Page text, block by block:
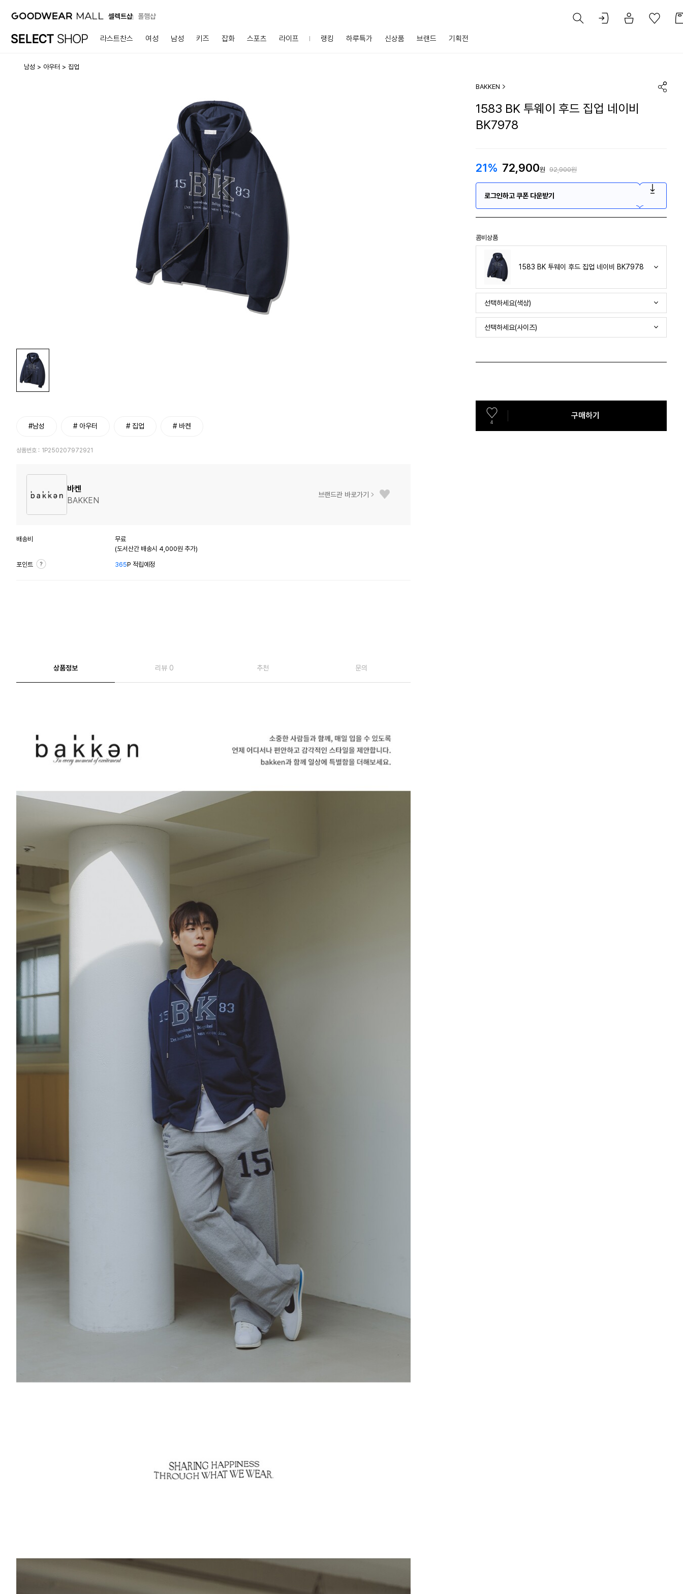
셀렉트샵 폴햄샵
라스트찬스 여성 남성 키즈 잡화 스포츠 라이프 랭킹 하루특가 신상품 브랜드 기획전
남성 아우터 집업
#남성 # 아우터 # 집업 # 바켄
상품번호 : 1P250207972921
바켄
BAKKEN
브랜드관 바로가기
배송비
무료
(도서산간 배송시 4,000원 추가)
포인트 365P 적립예정
상품정보 리뷰 0 추천 문의
BAKKEN
1583 BK 투웨이 후드 집업 네이비
BK7978
21% 72,900원 92,900원
로그인하고 쿠폰 다운받기
콤비상품
1583 BK 투웨이 후드 집업 네이비 BK7978
선택하세요(색상)
선택하세요(사이즈)
4
구매하기